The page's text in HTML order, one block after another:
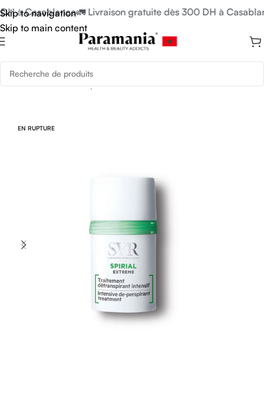
Skip to navigation
Skip to main content
à Casablanca🚛 Livraison gratuite dès 300 DH à
Accueil/Soins du Corps/Déodorant
EN RUPTURE